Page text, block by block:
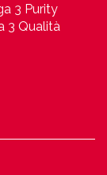
3 Purity
3 Qualità